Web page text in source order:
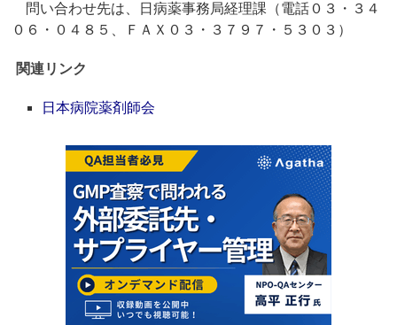
問い合わせ先は、日病薬事務局経理課（電話０３・３４
０６・０４８５、ＦＡＸ０３・３７９７・５３０３）
関連リンク
日本病院薬剤師会